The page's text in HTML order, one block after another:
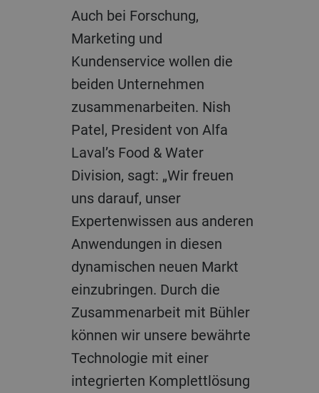
Auch bei Forschung,
Marketing und
Kundenservice wollen die
beiden Unternehmen
zusammenarbeiten. Nish
Patel, President von Alfa
Laval’s Food & Water
Division, sagt: „Wir freuen
uns darauf, unser
Expertenwissen aus anderen
Anwendungen in diesen
dynamischen neuen Markt
einzubringen. Durch die
Zusammenarbeit mit Bühler
können wir unsere bewährte
Technologie mit einer
integrierten Komplettlösung